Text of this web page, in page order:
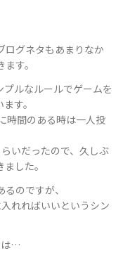
ー
シ
ログネタもあまりなか
す。
ルなルールでゲームを
す。
時間のある時は一人投
いだったので、久しぶ
した。
のですが、
れればいいというシン
は…